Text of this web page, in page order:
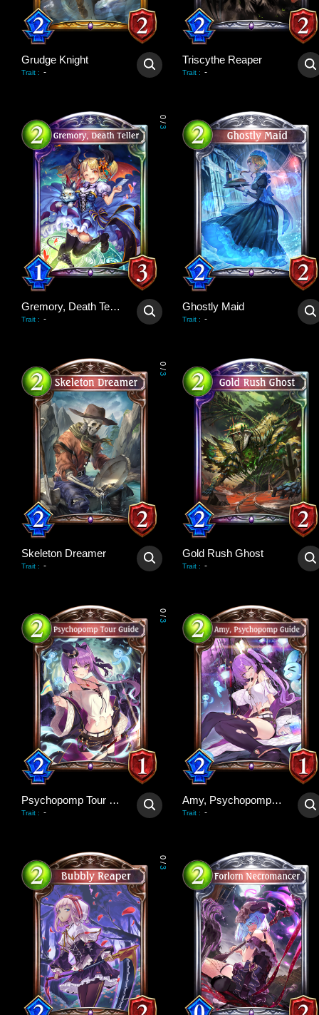
Grudge Knight
Trait : -
Triscythe Reaper
Trait : -
0
/
3
Gremory, Death Teller
Trait : -
Ghostly Maid
Trait : -
0
/
3
Skeleton Dreamer
Trait : -
Gold Rush Ghost
Trait : -
0
/
3
Psychopomp Tour Guide
Trait : -
Amy, Psychopomp Guide
Trait : -
0
/
3